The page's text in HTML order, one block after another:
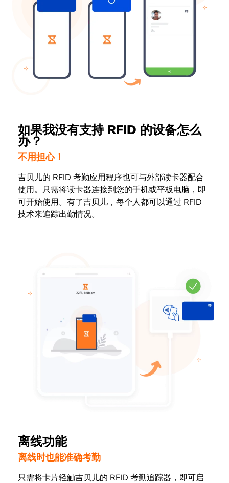
如果我没有支持 RFID 的设备怎么
办？
不用担心！
吉贝儿的 RFID 考勤应用程序也可与外部读卡器配合
使用。只需将读卡器连接到您的手机或平板电脑，即
可开始使用。有了吉贝儿，每个人都可以通过 RFID
技术来追踪出勤情况。
离线功能
离线时也能准确考勤
只需将卡片轻触吉贝儿的 RFID 考勤追踪器，即可启